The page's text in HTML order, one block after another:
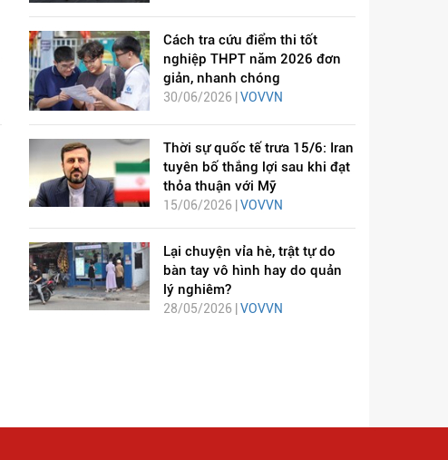
Cách tra cứu điểm thi tốt
nghiệp THPT năm 2026 đơn
giản, nhanh chóng
30/06/2026 | VOVVN
Thời sự quốc tế trưa 15/6: Iran
tuyên bố thắng lợi sau khi đạt
thỏa thuận với Mỹ
15/06/2026 | VOVVN
Lại chuyện vỉa hè, trật tự do
bàn tay vô hình hay do quản
lý nghiêm?
28/05/2026 | VOVVN